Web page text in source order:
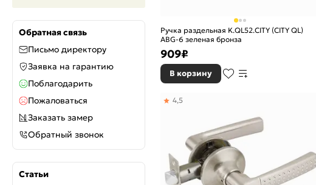
Обратная связь
Письмо директору
Заявка на гарантию
Поблагодарить
Пожаловаться
Заказать замер
Обратный звонок
Статьи
Ручка раздельная K.QL52.CITY (CITY QL)
ABG-6 зеленая бронза
909₽
В корзину
4,5